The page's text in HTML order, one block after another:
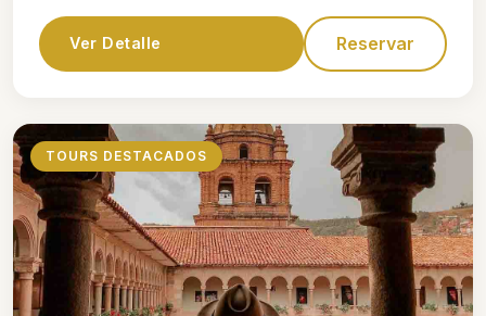
Ver Detalle Reservar
TOURS DESTACADOS